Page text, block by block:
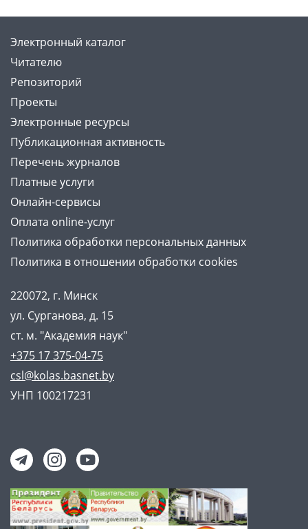
Электронный каталог
Читателю
Репозиторий
Проекты
Электронные ресурсы
Публикационная активность
Перечень журналов
Платные услуги
Онлайн-сервисы
Оплата online-услуг
Политика обработки персональных данных
Политика в отношении обработки cookies
220072, г. Минск
ул. Сурганова, д. 15
ст. м. "Академия наук"
+375 17 375-04-75
csl@kolas.basnet.by
УНП 100217231